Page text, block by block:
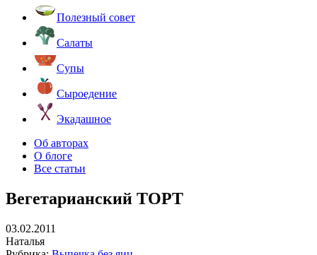
Полезный совет
Салаты
Супы
Сыроедение
Экадашное
Об авторах
О блоге
Все статьи
Вегетарианский ТОРТ
03.02.2011
Наталья